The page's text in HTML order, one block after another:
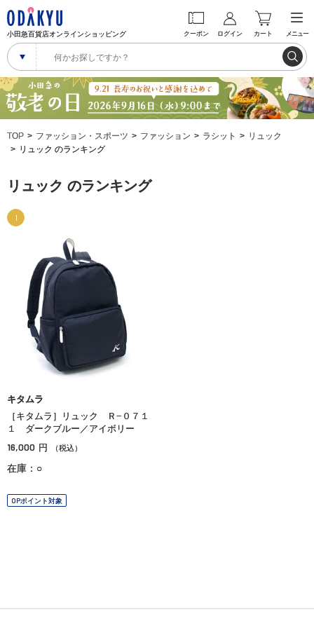
小田急百貨店オンラインショッピング クーポン ログイン カート メニュー
TOP ファッション・スポーツ ファッション ラシット
リュック
リュック のランキング
リュック のランキング
1
キタムラ
［キタムラ］リュック Ｒ−０７１
１ ダークブルー／アイボリー
16,000 円 （税込）
在庫：○
OPポイント対象